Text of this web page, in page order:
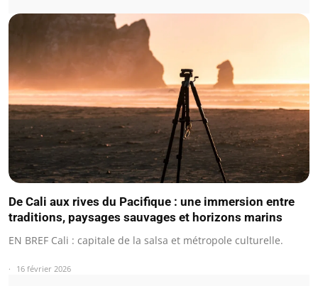
De Cali aux rives du Pacifique : une immersion entre
traditions, paysages sauvages et horizons marins
EN BREF Cali : capitale de la salsa et métropole culturelle.
16 février 2026